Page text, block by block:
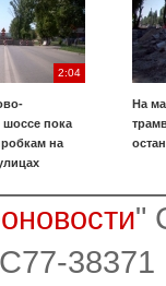
2:04
шоссе пока
на
На
"
38371